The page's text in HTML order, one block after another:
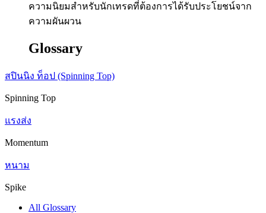
ความนิยมสำหรับนักเทรดที่ต้องการได้รับประโยชน์จาก
ความผันผวน
Glossary
สปินนิง ท็อป (Spinning Top)
Spinning Top
แรงส่ง
Momentum
หนาม
Spike
All Glossary